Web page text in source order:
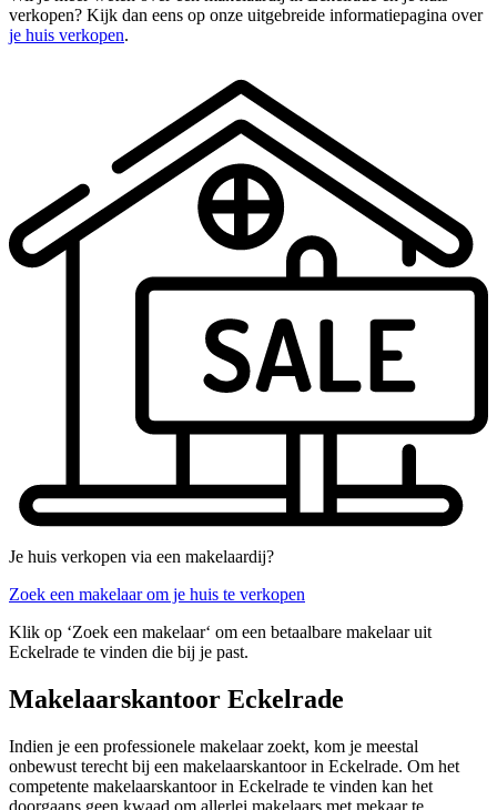
verkopen? Kijk dan eens op onze uitgebreide informatiepagina over
je huis verkopen.
Je huis verkopen via een makelaardij?
Zoek een makelaar om je huis te verkopen
Klik op ‘Zoek een makelaar‘ om een betaalbare makelaar uit
Eckelrade te vinden die bij je past.
Makelaarskantoor Eckelrade
Indien je een professionele makelaar zoekt, kom je meestal
onbewust terecht bij een makelaarskantoor in Eckelrade. Om het
competente makelaarskantoor in Eckelrade te vinden kan het
doorgaans geen kwaad om allerlei makelaars met mekaar te